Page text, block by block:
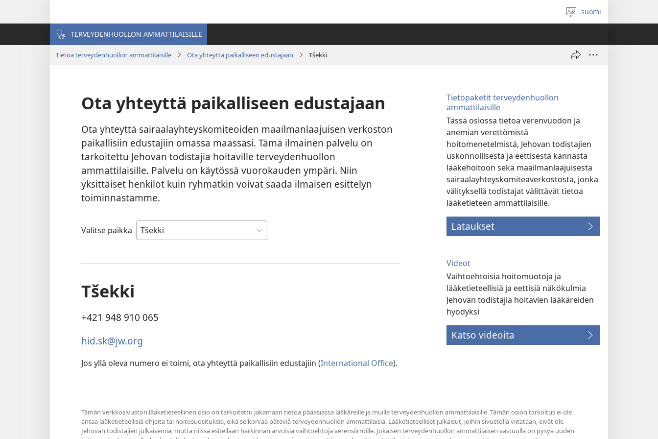
Valitse
kieli
suomi
TERVEYDENHUOLLON AMMATTILAISILLE
Tietoa terveydenhuollon ammattilaisille Ota yhteyttä paikalliseen edustajaan Tšekki
Ota yhteyttä paikalliseen edustajaan
Ota yhteyttä sairaalayhteyskomiteoiden maailmanlaajuisen verkoston
paikallisiin edustajiin omassa maassasi. Tämä ilmainen palvelu on
tarkoitettu Jehovan todistajia hoitaville terveydenhuollon
ammattilaisille. Palvelu on käytössä vuorokauden ympäri. Niin
yksittäiset henkilöt kuin ryhmätkin voivat saada ilmaisen esittelyn
toiminnastamme.
Valitse paikka
Tšekki
+421 948 910 065
hid.sk@jw.org
Jos yllä oleva numero ei toimi, ota yhteyttä paikallisiin edustajiin (International Office).
Tietopaketit terveydenhuollon
ammattilaisille
Tässä osiossa tietoa verenvuodon ja
anemian verettömistä
hoitomenetelmistä, Jehovan todistajien
uskonnollisesta ja eettisestä kannasta
lääkehoitoon sekä maailmanlaajuisesta
sairaalayhteyskomiteaverkostosta, jonka
välityksellä todistajat välittävät tietoa
lääketieteen ammattilaisille.
Lataukset
Videot
Vaihtoehtoisia hoitomuotoja ja
lääketieteellisiä ja eettisiä näkökulmia
Jehovan todistajia hoitavien lääkäreiden
hyödyksi
Katso videoita
Tämän verkkosivuston lääketieteellinen osio on tarkoitettu jakamaan tietoa pääasiassa lääkäreille ja muille terveydenhuollon ammattilaisille. Tämän osion tarkoitus ei ole
antaa lääketieteellisiä ohjeita tai hoitosuosituksia, eikä se korvaa päteviä terveydenhuollon ammattilaisia. Lääketieteelliset julkaisut, joihin sivustolla viitataan, eivät ole
Jehovan todistajien julkaisemia, mutta niissä esitellään harkinnan arvoisia vaihtoehtoja verensiirroille. Jokaisen terveydenhuollon ammattilaisen vastuulla on pysyä uuden